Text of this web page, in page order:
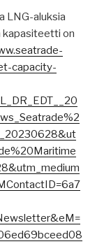
LNG-aluksia
kapasiteetti on
capacity-